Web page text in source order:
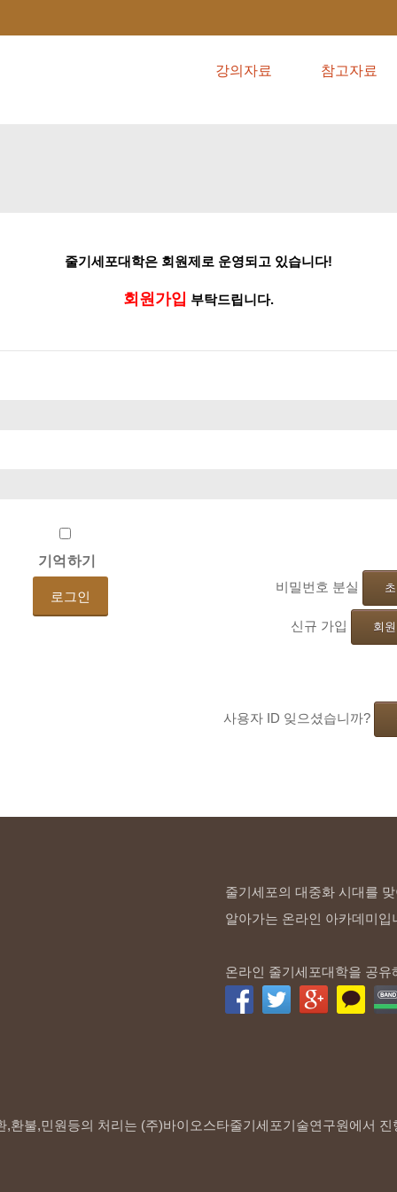
강의자료 참고자료
줄기세포대학은 회원제로 운영되고 있습니다!
회원가입 부탁드립니다.
기억하기
비밀번호 분실
신규 가입 회
사용자 ID 잊으셨습니까?
줄기세포의 대중화 시대를
알아가는 온라인 아카데미입
온라인 줄기세포대학을 공유
환불,민원등의 처리는 (주)바이오스타줄기세포기술연구원에서 진